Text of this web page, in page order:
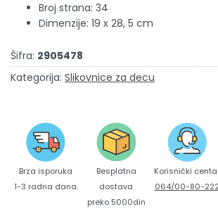
Broj strana: 34
Dimenzije: 19 x 28, 5 cm
Šifra: 2905478
Kategorija: Slikovnice za decu
Brza isporuka
1-3 radna dana.
Besplatna
dostava
preko 5000din
Korisnički
064/00-80-222